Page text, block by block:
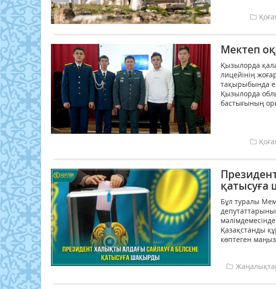
Мектеп
Қызылорда
лицейінің
тақырыбында
Қызылорда
бастығының
Бұл туралы
Қазақстанды
көптеген